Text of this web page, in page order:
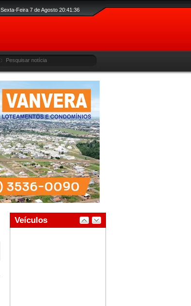
Sexta-Feira 7 de Agosto 20:41:36